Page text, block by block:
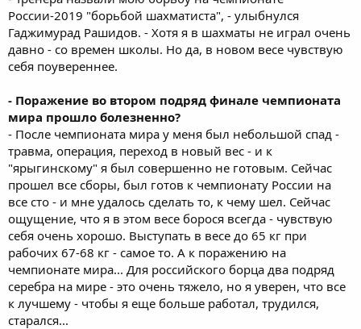
России-2019 "борьбой шахматиста", - улыбнулся
Гаджимурад Рашидов. - Хотя я в шахматы не играл очень
давно - со времен школы. Но да, в новом весе чувствую
себя поувереннее.
- Поражение во втором подряд финале чемпионата
мира прошло болезненно?
- После чемпионата мира у меня был небольшой спад -
травма, операция, переход в новый вес - и к
"ярыгинскому" я был совершенно не готовым. Сейчас
прошел все сборы, был готов к чемпионату России на
все сто - и мне удалось сделать то, к чему шел. Сейчас
ощущение, что я в этом весе борося всегда - чувствую
себя очень хорошо. Выступать в весе до 65 кг при
рабочих 67-68 кг - самое то. А к поражению на
чемпионате мира... Для российского борца два подряд
серебра на мире - это очень тяжело, но я уверен, что все
к лучшему - чтобы я еще больше работал, трудился,
старался...